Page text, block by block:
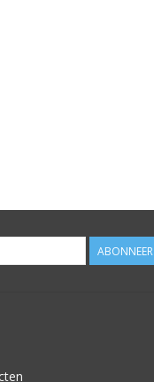
ABONNEER